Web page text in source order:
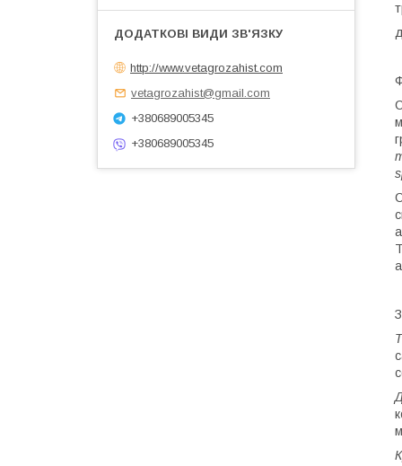
http://www.vetagrozahist.com
vetagrozahist@gmail.com
+380689005345
+380689005345